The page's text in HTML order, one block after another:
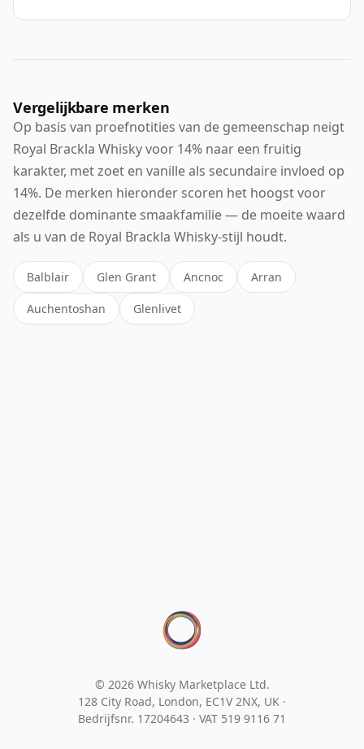
Vergelijkbare merken
Op basis van proefnotities van de gemeenschap neigt
Royal Brackla Whisky voor 14% naar een fruitig
karakter, met zoet en vanille als secundaire invloed op
14%. De merken hieronder scoren het hoogst voor
dezelfde dominante smaakfamilie — de moeite waard
als u van de Royal Brackla Whisky-stijl houdt.
Balblair Glen Grant Ancnoc Arran
Auchentoshan Glenlivet
© 2026 Whisky Marketplace Ltd.
128 City Road, London, EC1V 2NX, UK ·
Bedrijfsnr. 17204643 · VAT 519 9116 71